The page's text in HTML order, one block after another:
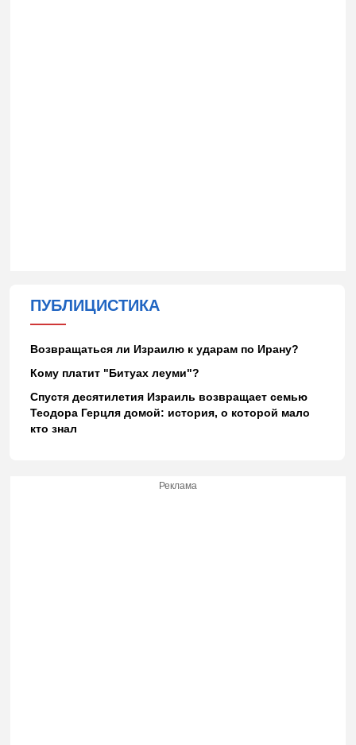
ПУБЛИЦИСТИКА
Возвращаться ли Израилю к ударам по Ирану?
Кому платит "Битуах леуми"?
Спустя десятилетия Израиль возвращает семью
Теодора Герцля домой: история, о которой мало
кто знал
Реклама